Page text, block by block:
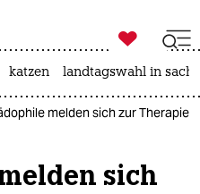
ich

taz zahl ich
katzen landtagswahl in
melden sich zur Therapie
sich